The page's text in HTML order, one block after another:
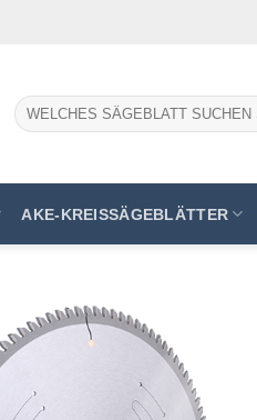
Suchen
nach:
AKE-KREISSÄGEBLÄTTER